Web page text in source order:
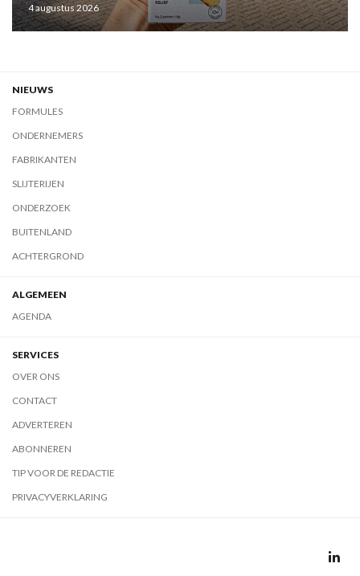
4 augustus 2026
NIEUWS
FORMULES
ONDERNEMERS
FABRIKANTEN
SLIJTERIJEN
ONDERZOEK
BUITENLAND
ACHTERGROND
ALGEMEEN
AGENDA
SERVICES
OVER ONS
CONTACT
ADVERTEREN
ABONNEREN
TIP VOOR DE REDACTIE
PRIVACYVERKLARING